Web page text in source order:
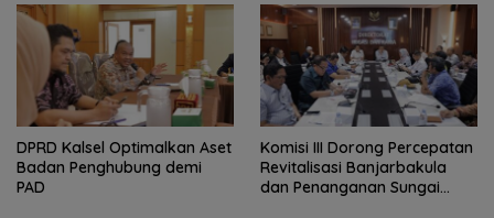
‎DPRD Kalsel Optimalkan Aset
Badan Penghubung demi
PAD
‎Komisi III Dorong Percepatan
Revitalisasi Banjarbakula
dan Penanganan Sungai